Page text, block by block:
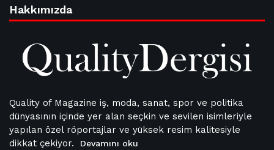
Hakkımızda
Quality of Magazine iş, moda, sanat, spor ve politika
dünyasının içinde yer alan seçkin ve sevilen isimleriyle
yapılan özel röportajlar ve yüksek resim kalitesiyle
dikkat çekiyor.
Devamını oku